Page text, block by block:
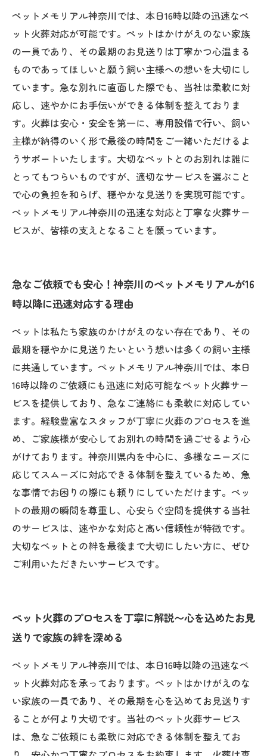
ペットメモリアル神奈川が提供する安心の火葬
サービスで、最後の旅立ちを尊重するとは？
急なペット火葬も迷わない！今すぐ16時以降の
予約が可能な安心サポート
ペットとの別れを丁寧に見送るために知ってお
きたい迅速ペット火葬のポイント
ペットメモリアル神奈川では、本日16時以降の迅速なペ
ット火葬対応が可能です。ペットはかけがえのない家族
の一員であり、その最期のお見送りは丁寧かつ心温まる
ものであってほしいと願う飼い主様への想いを大切にし
ています。急な別れに直面した際でも、当社は柔軟に対
応し、速やかにお手伝いができる体制を整えておりま
す。火葬は安心・安全を第一に、専用設備で行い、飼い
主様が納得のいく形で最後の時間をご一緒いただけるよ
うサポートいたします。大切なペットとのお別れは誰に
とってもつらいものですが、適切なサービスを選ぶこと
で心の負担を和らげ、穏やかな見送りを実現可能です。
ペットメモリアル神奈川の迅速な対応と丁寧な火葬サー
ビスが、皆様の支えとなることを願っています。
急なご依頼でも安心！神奈川のペットメモリアルが16
時以降に迅速対応する理由
ペットは私たち家族のかけがえのない存在であり、その
最期を穏やかに見送りたいという想いは多くの飼い主様
に共通しています。ペットメモリアル神奈川では、本日
16時以降のご依頼にも迅速に対応可能なペット火葬サー
ビスを提供しており、急なご連絡にも柔軟に対応してい
ます。経験豊富なスタッフが丁寧に火葬のプロセスを進
め、ご家族様が安心してお別れの時間を過ごせるよう心
がけております。神奈川県内を中心に、多様なニーズに
応じてスムーズに対応できる体制を整えているため、急
な事情でお困りの際にも頼りにしていただけます。ペッ
トの最期の瞬間を尊重し、心安らぐ空間を提供する当社
のサービスは、速やかな対応と高い信頼性が特徴です。
大切なペットとの絆を最後まで大切にしたい方に、ぜひ
ご利用いただきたいサービスです。
ペット火葬のプロセスを丁寧に解説〜心を込めたお見
送りで家族の絆を深める
ペットメモリアル神奈川では、本日16時以降の迅速なペ
ット火葬対応を承っております。ペットはかけがえのな
い家族の一員であり、その最期を心を込めてお見送りす
ることが何より大切です。当社のペット火葬サービス
は、急なご依頼にも柔軟に対応できる体制を整えてお